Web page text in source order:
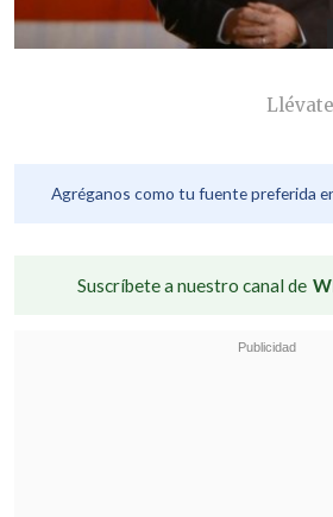
Agréganos como tu fuente preferida
Suscríbete a nuestro canal de